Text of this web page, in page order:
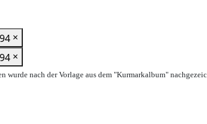
×
×
wurde nach der Vorlage aus dem "Kurmarkalbum"